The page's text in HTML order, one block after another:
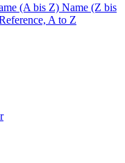
(A bis Z) Name (Z bis
A to Z